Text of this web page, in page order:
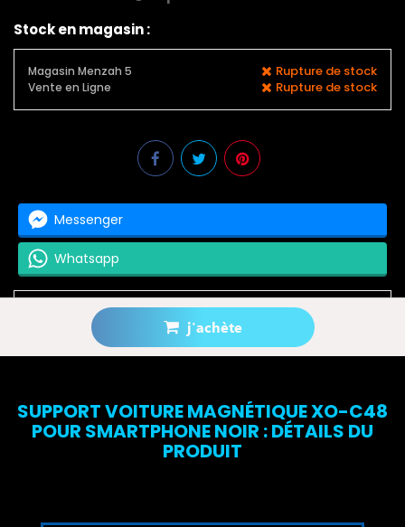
j'achète
Stock en magasin :
Magasin Menzah 5 Rupture de stock
Vente en Ligne Rupture de stock
Messenger
Whatsapp
Prévenez-moi lorsque le produit est disponible
SUPPORT VOITURE MAGNÉTIQUE XO-C48
POUR SMARTPHONE NOIR : DÉTAILS DU
PRODUIT